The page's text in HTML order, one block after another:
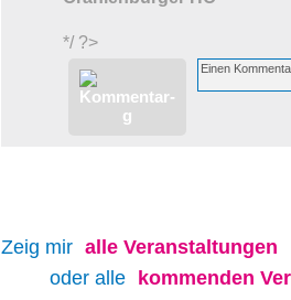
*/ ?>
Zeig mir alle Veranstaltungen
oder alle
kommenden